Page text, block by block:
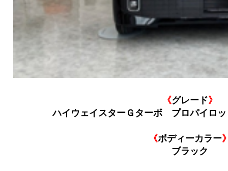
《グレード》
ハイウェイスターＧターボ プロパイロ
《ボディーカラー
ブラック